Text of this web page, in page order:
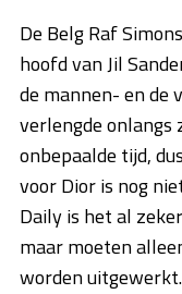
De Belg Raf
hoofd van Jil
de mannen- en de
verlengde onlangs
onbepaalde tijd,
voor Dior is nog
Daily is het al
maar moeten
worden uitgewerkt.